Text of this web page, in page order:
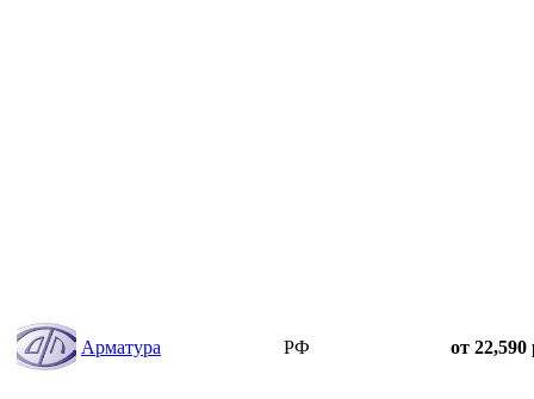
Арматура РФ от 22,590